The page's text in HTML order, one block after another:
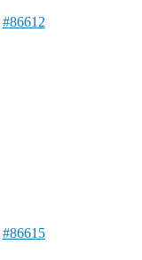
#86612
#86615